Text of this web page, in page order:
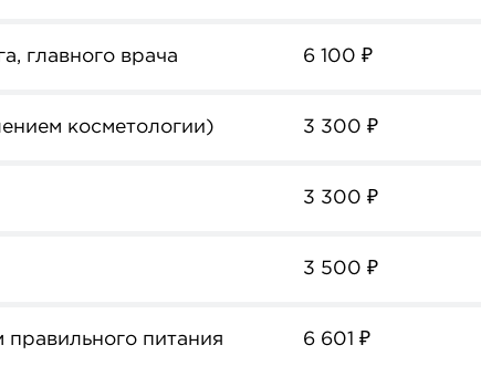
главного врача 6 100 ₽
косметологии) 3 300 ₽
3 300 ₽
3 500 ₽
правильного питания 6 601 ₽